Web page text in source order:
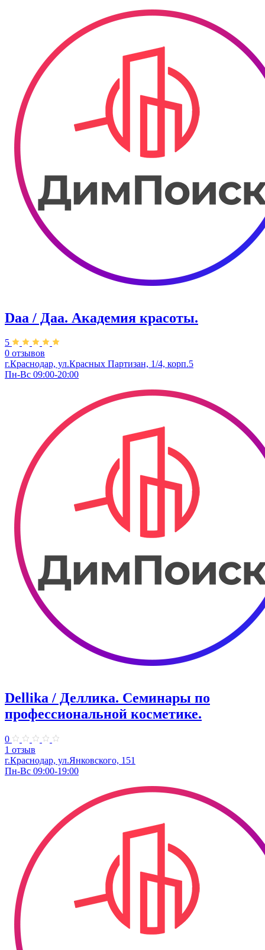
Daa / Даа. Академия красоты.
5
0 отзывов
г.Краснодар, ул.Красных Партизан, 1/4, корп.5
Пн-Вс 09:00-20:00
Dellika / Деллика. Семинары по
профессиональной косметике.
0
1 отзыв
г.Краснодар, ул.Янковского, 151
Пн-Вс 09:00-19:00